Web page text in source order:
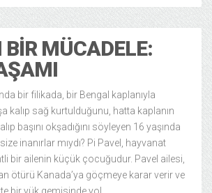
BIR MÜCADELE:
bir filikada, bir Bengal kaplanıyla
kalıp sağ kurtulduğunu, hatta kaplanın
başını okşadığını söyleyen 16 yaşında
inanırlar mıydı? Pi Pavel, hayvanat
bir ailenin küçük çocuğudur. Pavel ailesi,
ötürü Kanada’ya göçmeye karar verir ve